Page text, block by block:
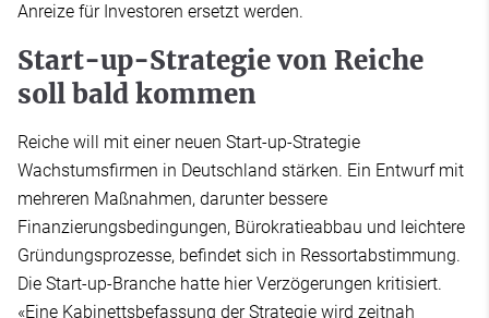
Anreize für Investoren ersetzt werden.
Start-up-Strategie von Reiche
soll bald kommen
Reiche will mit einer neuen Start-up-Strategie
Wachstumsfirmen in Deutschland stärken. Ein Entwurf mit
mehreren Maßnahmen, darunter bessere
Finanzierungsbedingungen, Bürokratieabbau und leichtere
Gründungsprozesse, befindet sich in Ressortabstimmung.
Die Start-up-Branche hatte hier Verzögerungen kritisiert.
«Eine Kabinettsbefassung der Strategie wird zeitnah